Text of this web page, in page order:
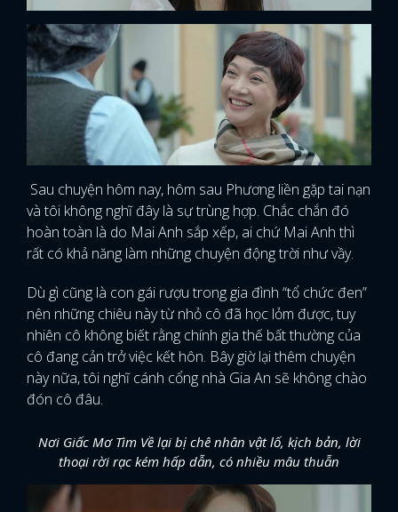
Sau chuyện hôm nay, hôm sau Phương liền gặp tai nạn
và tôi không nghĩ đây là sự trùng hợp. Chắc chắn đó
hoàn toàn là do Mai Anh sắp xếp, ai chứ Mai Anh thì
rất có khả năng làm những chuyện động trời như vầy.
Dù gì cũng là con gái rượu trong gia đình “tổ chức đen”
nên những chiêu này từ nhỏ cô đã học lỏm được, tuy
nhiên cô không biết rằng chính gia thế bất thường của
cô đang cản trở việc kết hôn. Bây giờ lại thêm chuyện
này nữa, tôi nghĩ cánh cổng nhà Gia An sẽ không chào
đón cô đâu.
Nơi Giấc Mơ Tìm Về lại bị chê nhân vật lố, kịch bản, lời
thoại rời rạc kém hấp dẫn, có nhiều mâu thuẫn